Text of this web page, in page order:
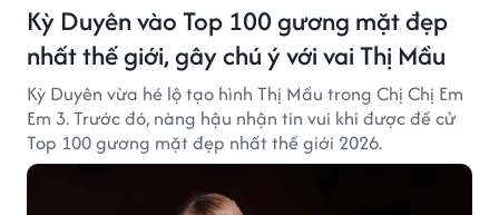
Kỳ Duyên vào Top 100 gương mặt đẹp
nhất thế giới, gây chú ý với vai Thị Mầu
Kỳ Duyên vừa hé lộ tạo hình Thị Mầu trong Chị Chị Em
Em 3. Trước đó, nàng hậu nhận tin vui khi được đề cử
Top 100 gương mặt đẹp nhất thế giới 2026.